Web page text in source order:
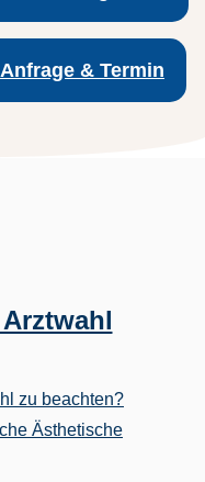
Anfrage & Termin
zu beachten?
Ästhetische